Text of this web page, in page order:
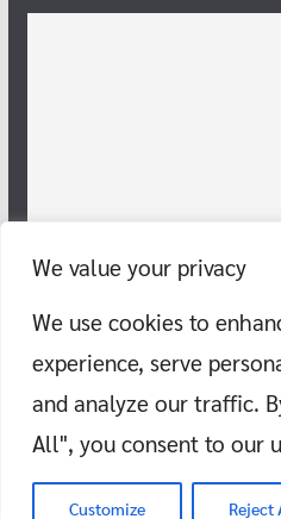
We value your privacy
We use cookies to
experience, serve
and analyze our traffic.
All", you consent to our
Customize Reject
Copyright © 2026แก๊งสายชิลล์ พากิ
Theme:
ColorMag by